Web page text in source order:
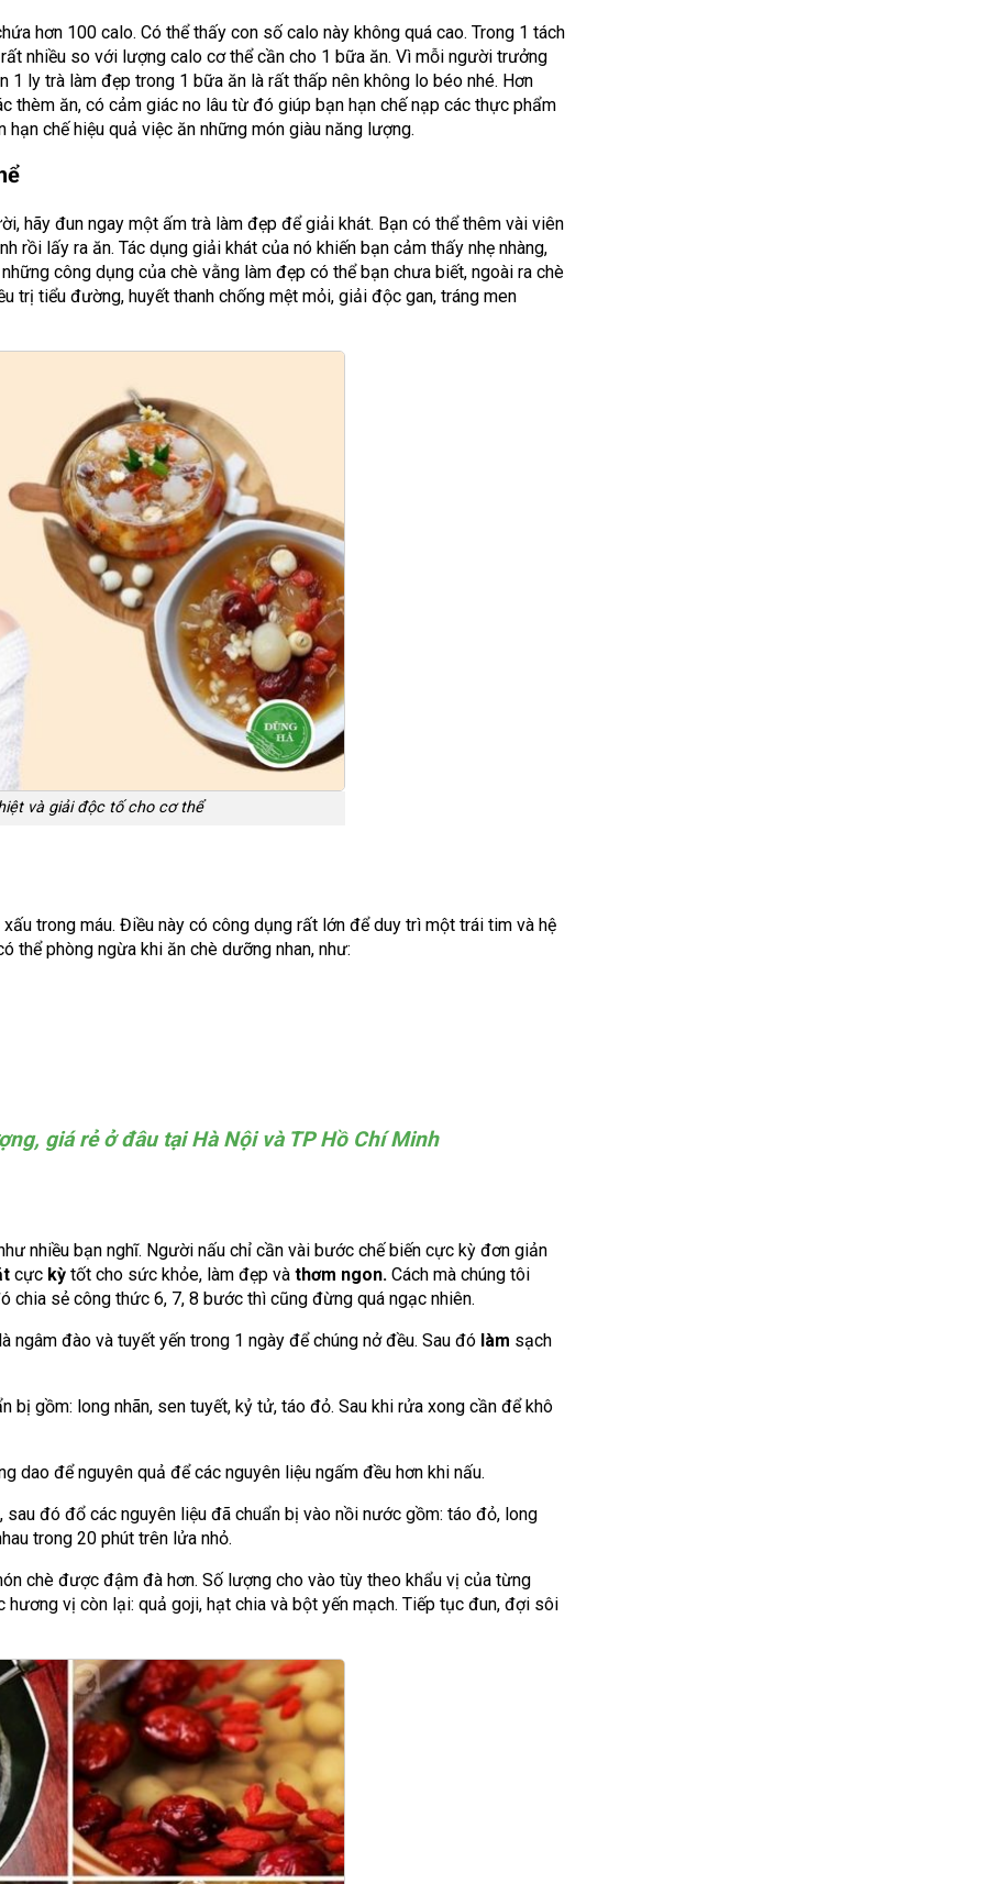
hơn 100 calo. Có thể thấy con số calo này không quá cao. Trong 1 tách
nhiều so với lượng calo cơ thể cần cho 1 bữa ăn. Vì mỗi người trưởng
ly trà làm đẹp trong 1 bữa ăn là rất thấp nên không lo béo nhé. Hơn
thèm ăn, có cảm giác no lâu từ đó giúp bạn hạn chế nạp các thực phẩm
chế hiệu quả việc ăn những món giàu năng lượng.
hãy đun ngay một ấm trà làm đẹp để giải khát. Bạn có thể thêm vài viên
rồi lấy ra ăn. Tác dụng giải khát của nó khiến bạn cảm thấy nhẹ nhàng,
công dụng của chè vằng làm đẹp có thể bạn chưa biết, ngoài ra chè
trị tiểu đường, huyết thanh chống mệt mỏi, giải độc gan, tráng men
và giải độc tố cho cơ thể
trong máu. Điều này có công dụng rất lớn để duy trì một trái tim và hệ
thể phòng ngừa khi ăn chè dưỡng nhan, như:
giá rẻ ở đâu tại Hà Nội và TP Hồ Chí Minh
nhiều bạn nghĩ. Người nấu chỉ cần vài bước chế biến cực kỳ đơn giản
cực kỳ tốt cho sức khỏe, làm đẹp và thơm ngon. Cách mà chúng tôi
chia sẻ công thức 6, 7, 8 bước thì cũng đừng quá ngạc nhiên.
ngâm đào và tuyết yến trong 1 ngày để chúng nở đều. Sau đó làm sạch
bị gồm: long nhãn, sen tuyết, kỷ tử, táo đỏ. Sau khi rửa xong cần để khô
dao để nguyên quả để các nguyên liệu ngấm đều hơn khi nấu.
đó đổ các nguyên liệu đã chuẩn bị vào nồi nước gồm: táo đỏ, long
trong 20 phút trên lửa nhỏ.
chè được đậm đà hơn. Số lượng cho vào tùy theo khẩu vị của từng
vị còn lại: quả goji, hạt chia và bột yến mạch. Tiếp tục đun, đợi sôi